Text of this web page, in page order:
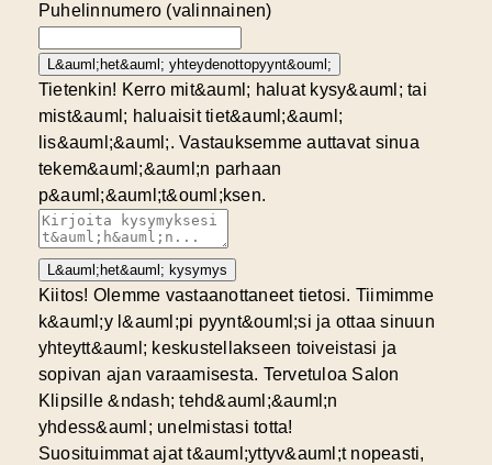
Puhelinnumero (valinnainen)
L&auml;het&auml; yhteydenottopyynt&ouml;
Tietenkin! Kerro mit&auml; haluat kysy&auml; tai
mist&auml; haluaisit tiet&auml;&auml;
lis&auml;&auml;. Vastauksemme auttavat sinua
tekem&auml;&auml;n parhaan
p&auml;&auml;t&ouml;ksen.
L&auml;het&auml; kysymys
Kiitos! Olemme vastaanottaneet tietosi. Tiimimme
k&auml;y l&auml;pi pyynt&ouml;si ja ottaa sinuun
yhteytt&auml; keskustellakseen toiveistasi ja
sopivan ajan varaamisesta. Tervetuloa Salon
Klipsille &ndash; tehd&auml;&auml;n
yhdess&auml; unelmistasi totta!
Suosituimmat ajat t&auml;yttyv&auml;t nopeasti,